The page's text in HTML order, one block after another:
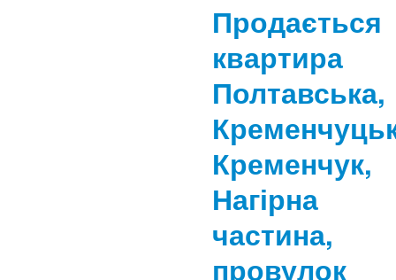
Продається
квартира
Полтавська,
Кременчук,
Нагірна
частина,
провулок